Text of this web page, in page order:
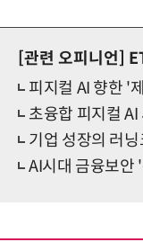
[관련 오피니언]
피지컬 AI 향한 '
초융합 피지컬
기업 성장의 러
AI시대 금융보안